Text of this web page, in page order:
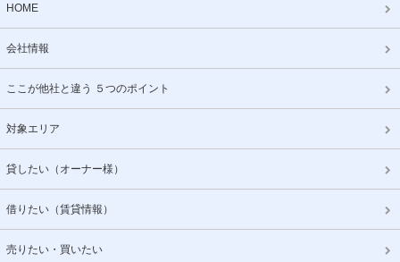
HOME
会社情報
ここが他社と違う ５つのポイント
対象エリア
貸したい（オーナー様）
借りたい（賃貸情報）
売りたい・買いたい